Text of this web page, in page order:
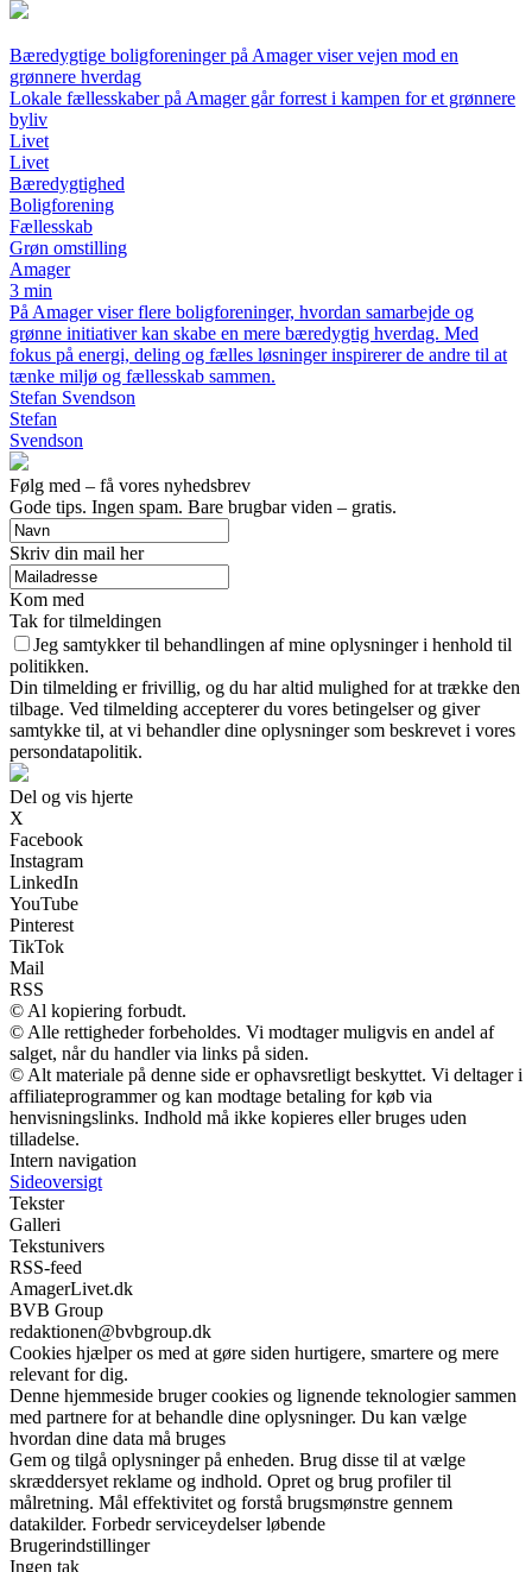
Bæredygtige boligforeninger på Amager viser vejen mod en
grønnere hverdag
Lokale fællesskaber på Amager går forrest i kampen for et grønnere
byliv
Livet
Livet
Bæredygtighed
Boligforening
Fællesskab
Grøn omstilling
Amager
3 min
På Amager viser flere boligforeninger, hvordan samarbejde og
grønne initiativer kan skabe en mere bæredygtig hverdag. Med
fokus på energi, deling og fælles løsninger inspirerer de andre til at
tænke miljø og fællesskab sammen.
Stefan Svendson
Stefan
Svendson
Følg med – få vores nyhedsbrev
Gode tips. Ingen spam. Bare brugbar viden – gratis.
Skriv din mail her
Kom med
Tak for tilmeldingen
Jeg samtykker til behandlingen af mine oplysninger i henhold til
politikken.
Din tilmelding er frivillig, og du har altid mulighed for at trække den
tilbage. Ved tilmelding accepterer du vores betingelser og giver
samtykke til, at vi behandler dine oplysninger som beskrevet i vores
persondatapolitik.
Del og vis hjerte
X
Facebook
Instagram
LinkedIn
YouTube
Pinterest
TikTok
Mail
RSS
© Al kopiering forbudt.
© Alle rettigheder forbeholdes. Vi modtager muligvis en andel af
salget, når du handler via links på siden.
© Alt materiale på denne side er ophavsretligt beskyttet. Vi deltager i
affiliateprogrammer og kan modtage betaling for køb via
henvisningslinks. Indhold må ikke kopieres eller bruges uden
tilladelse.
Intern navigation
Sideoversigt
Tekster
Galleri
Tekstunivers
RSS-feed
AmagerLivet.dk
BVB Group
redaktionen@bvbgroup.dk
Cookies hjælper os med at gøre siden hurtigere, smartere og mere
relevant for dig.
Denne hjemmeside bruger cookies og lignende teknologier sammen
med partnere for at behandle dine oplysninger. Du kan vælge
hvordan dine data må bruges
Gem og tilgå oplysninger på enheden. Brug disse til at vælge
skræddersyet reklame og indhold. Opret og brug profiler til
målretning. Mål effektivitet og forstå brugsmønstre gennem
datakilder. Forbedr serviceydelser løbende
Brugerindstillinger
Ingen tak